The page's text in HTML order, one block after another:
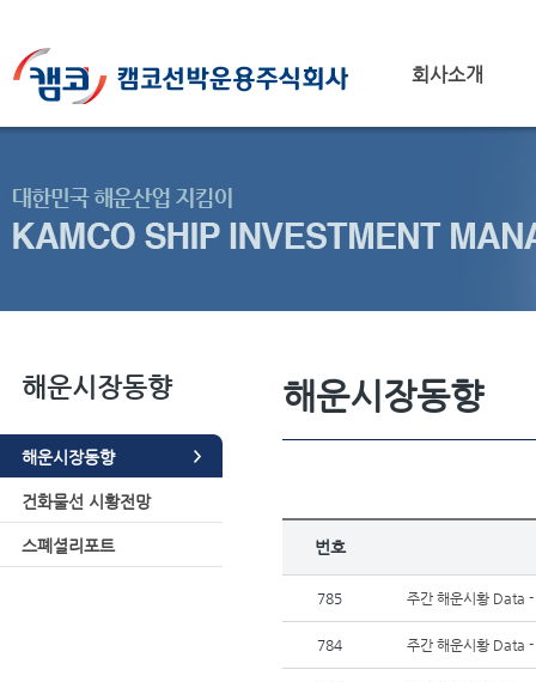
회사소개
해운시장동향
해운시장동향
건화물선 시황전망
스폐셜리포트
해운시장동향
번호
785 주간 해운시황 Data
784 주간 해운시황 Data